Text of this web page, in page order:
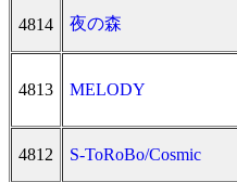
4814 夜の森
4813 MELODY
4812 S-ToRoBo/Cosmic